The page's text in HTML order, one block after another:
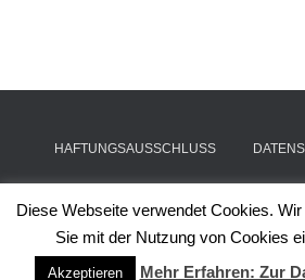
HAFTUNGSAUSSCHLUSS
IMPRESSUM
Hestia | Entwickelt von
Diese Webseite verwendet Cookies.
Sie mit der Nutzung von Cookies
Akzeptieren Mehr Erfahren: Zur